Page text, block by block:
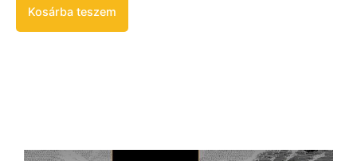
Kosárba teszem